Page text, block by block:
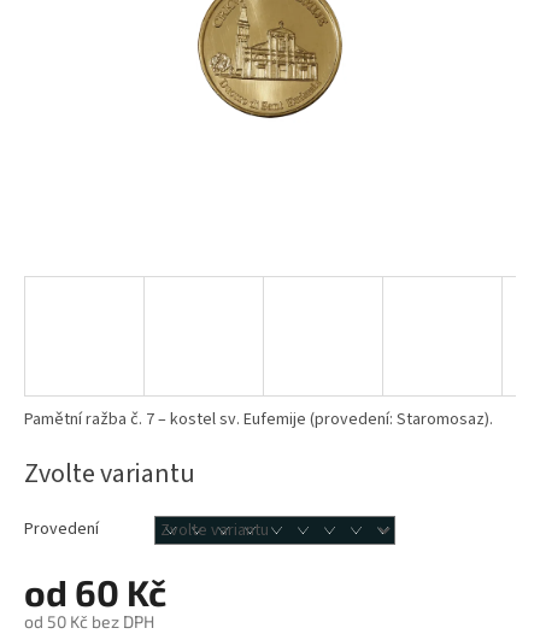
od 60 Kč
od 50 Kč bez DPH
Zvolte variantu
Provedení
Pamětní ražba č. 7 – kostel sv. Eufemije (provedení: Staromosaz).